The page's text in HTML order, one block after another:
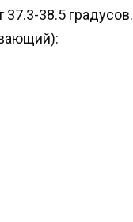
38.5 градусов.